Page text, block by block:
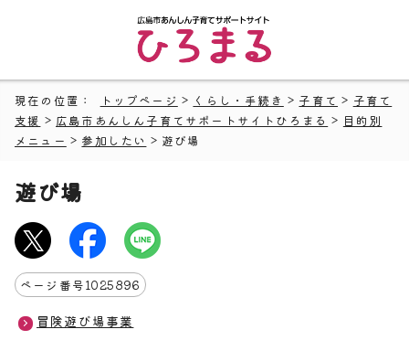
現在の位置： トップページ > くらし・手続き > 子育て > 子育て
支援 > 広島市あんしん子育てサポートサイトひろまる > 目的別
メニュー > 参加したい > 遊び場
遊び場
ページ番号1025896
冒険遊び場事業